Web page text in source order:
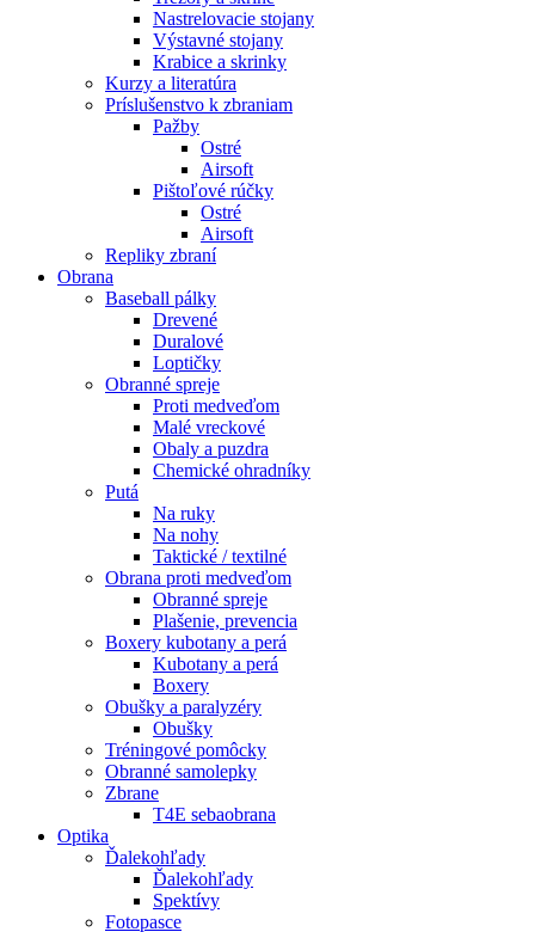
Nastrelovacie stojany
Výstavné stojany
Krabice a skrinky
Kurzy a literatúra
Príslušenstvo k zbraniam
Pažby
Ostré
Airsoft
Pištoľové rúčky
Ostré
Airsoft
Repliky zbraní
Obrana
Baseball pálky
Drevené
Duralové
Loptičky
Obranné spreje
Proti medveďom
Malé vreckové
Obaly a puzdra
Chemické ohradníky
Putá
Na ruky
Na nohy
Taktické / textilné
Obrana proti medveďom
Obranné spreje
Plašenie, prevencia
Boxery kubotany a perá
Kubotany a perá
Boxery
Obušky a paralyzéry
Obušky
Tréningové pomôcky
Obranné samolepky
Zbrane
T4E sebaobrana
Optika
Ďalekohľady
Ďalekohľady
Spektívy
Fotopasce